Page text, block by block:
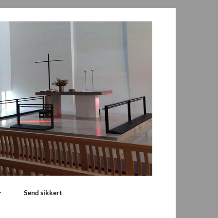
Send sikkert